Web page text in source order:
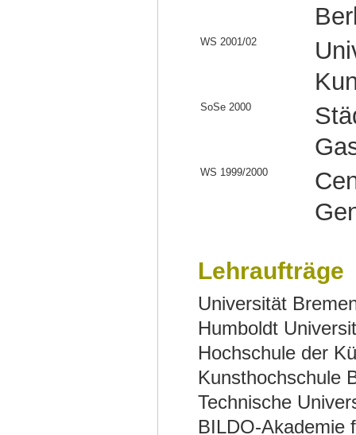
WS 2001/02
SoSe 2000
WS 1999/2000
Lehraufträge
Universität
Humboldt
Hochschule der
Kunsthochschule
Technische
BILDO‐Akademie